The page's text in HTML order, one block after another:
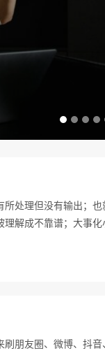
处理但没有输出；
解成不靠谱；大事
朋友圈、微博、抖